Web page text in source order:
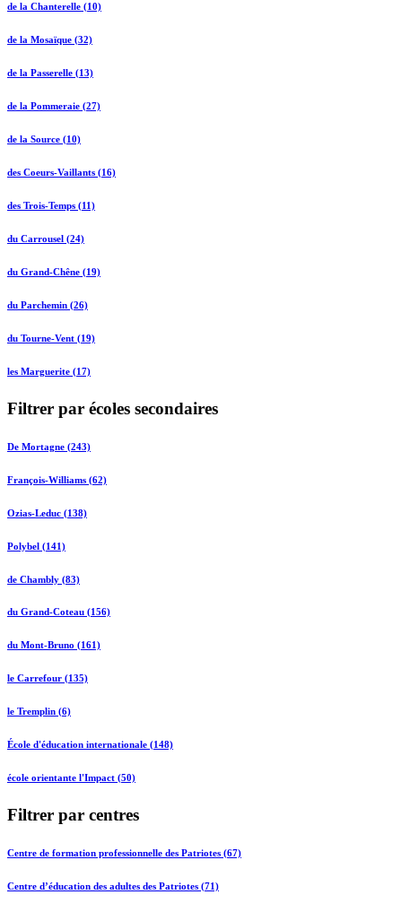
de la Chanterelle (10)
de la Mosaïque (32)
de la Passerelle (13)
de la Pommeraie (27)
de la Source (10)
des Coeurs-Vaillants (16)
des Trois-Temps (11)
du Carrousel (24)
du Grand-Chêne (19)
du Parchemin (26)
du Tourne-Vent (19)
les Marguerite (17)
Filtrer par écoles secondaires
De Mortagne (243)
François-Williams (62)
Ozias-Leduc (138)
Polybel (141)
de Chambly (83)
du Grand-Coteau (156)
du Mont-Bruno (161)
le Carrefour (135)
le Tremplin (6)
École d'éducation internationale (148)
école orientante l'Impact (50)
Filtrer par centres
Centre de formation professionnelle des Patriotes (67)
Centre d’éducation des adultes des Patriotes (71)